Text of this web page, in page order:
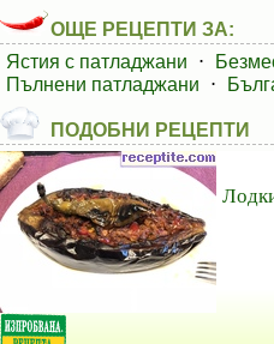
ОЩЕ РЕЦЕПТИ ЗА:
Ястия с патладжани
⋅
Пълнени патладжани
⋅
ПОДОБНИ РЕЦЕПТИ